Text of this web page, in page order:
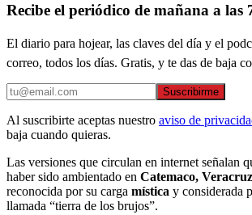
Recibe el periódico de mañana a las
El diario para hojear, las claves del día y el
correo, todos los días. Gratis, y te das de baja
Suscribirme
Al suscribirte aceptas nuestro aviso de
baja cuando quieras.
Las versiones que circulan en internet señalan
haber sido ambientado en Catemaco,
reconocida por su carga mística y considerada
llamada “tierra de los brujos”.